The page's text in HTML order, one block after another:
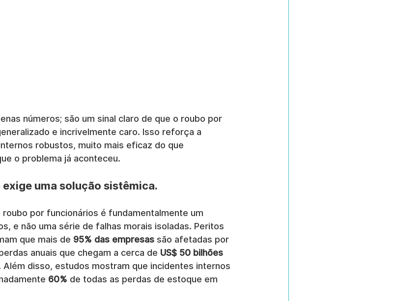
números; são um sinal claro de que o roubo por
e incrivelmente caro. Isso reforça a
robustos, muito mais eficaz do que
o problema já aconteceu.
uma solução sistêmica.
por funcionários é fundamentalmente um
e não uma série de falhas morais isoladas. Peritos
que mais de 95% das empresas são afetadas por
anuais que chegam a cerca de US$ 50 bilhões
Além disso, estudos mostram que incidentes internos
60% de todas as perdas de estoque em